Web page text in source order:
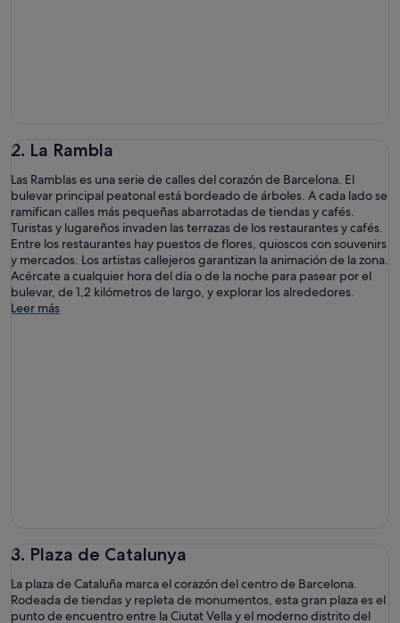
2. La Rambla
Las Ramblas es una serie de calles del corazón de Barcelona. El
bulevar principal peatonal está bordeado de árboles. A cada lado se
ramifican calles más pequeñas abarrotadas de tiendas y cafés.
Turistas y lugareños invaden las terrazas de los restaurantes y cafés.
Entre los restaurantes hay puestos de flores, quioscos con souvenirs
y mercados. Los artistas callejeros garantizan la animación de la zona.
Acércate a cualquier hora del día o de la noche para pasear por el
bulevar, de 1,2 kilómetros de largo, y explorar los alrededores.
Leer más
3. Plaza de Catalunya
La plaza de Cataluña marca el corazón del centro de Barcelona.
Rodeada de tiendas y repleta de monumentos, esta gran plaza es el
punto de encuentro entre la Ciutat Vella y el moderno distrito del